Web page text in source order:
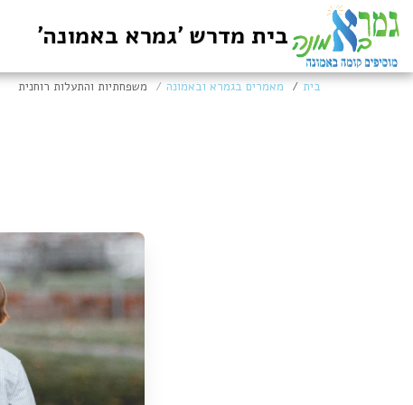
בית מדרש 'גמרא באמונה'
בית מאמרים בגמרא ובאמונה משפחתיות והתעלות רוחנית